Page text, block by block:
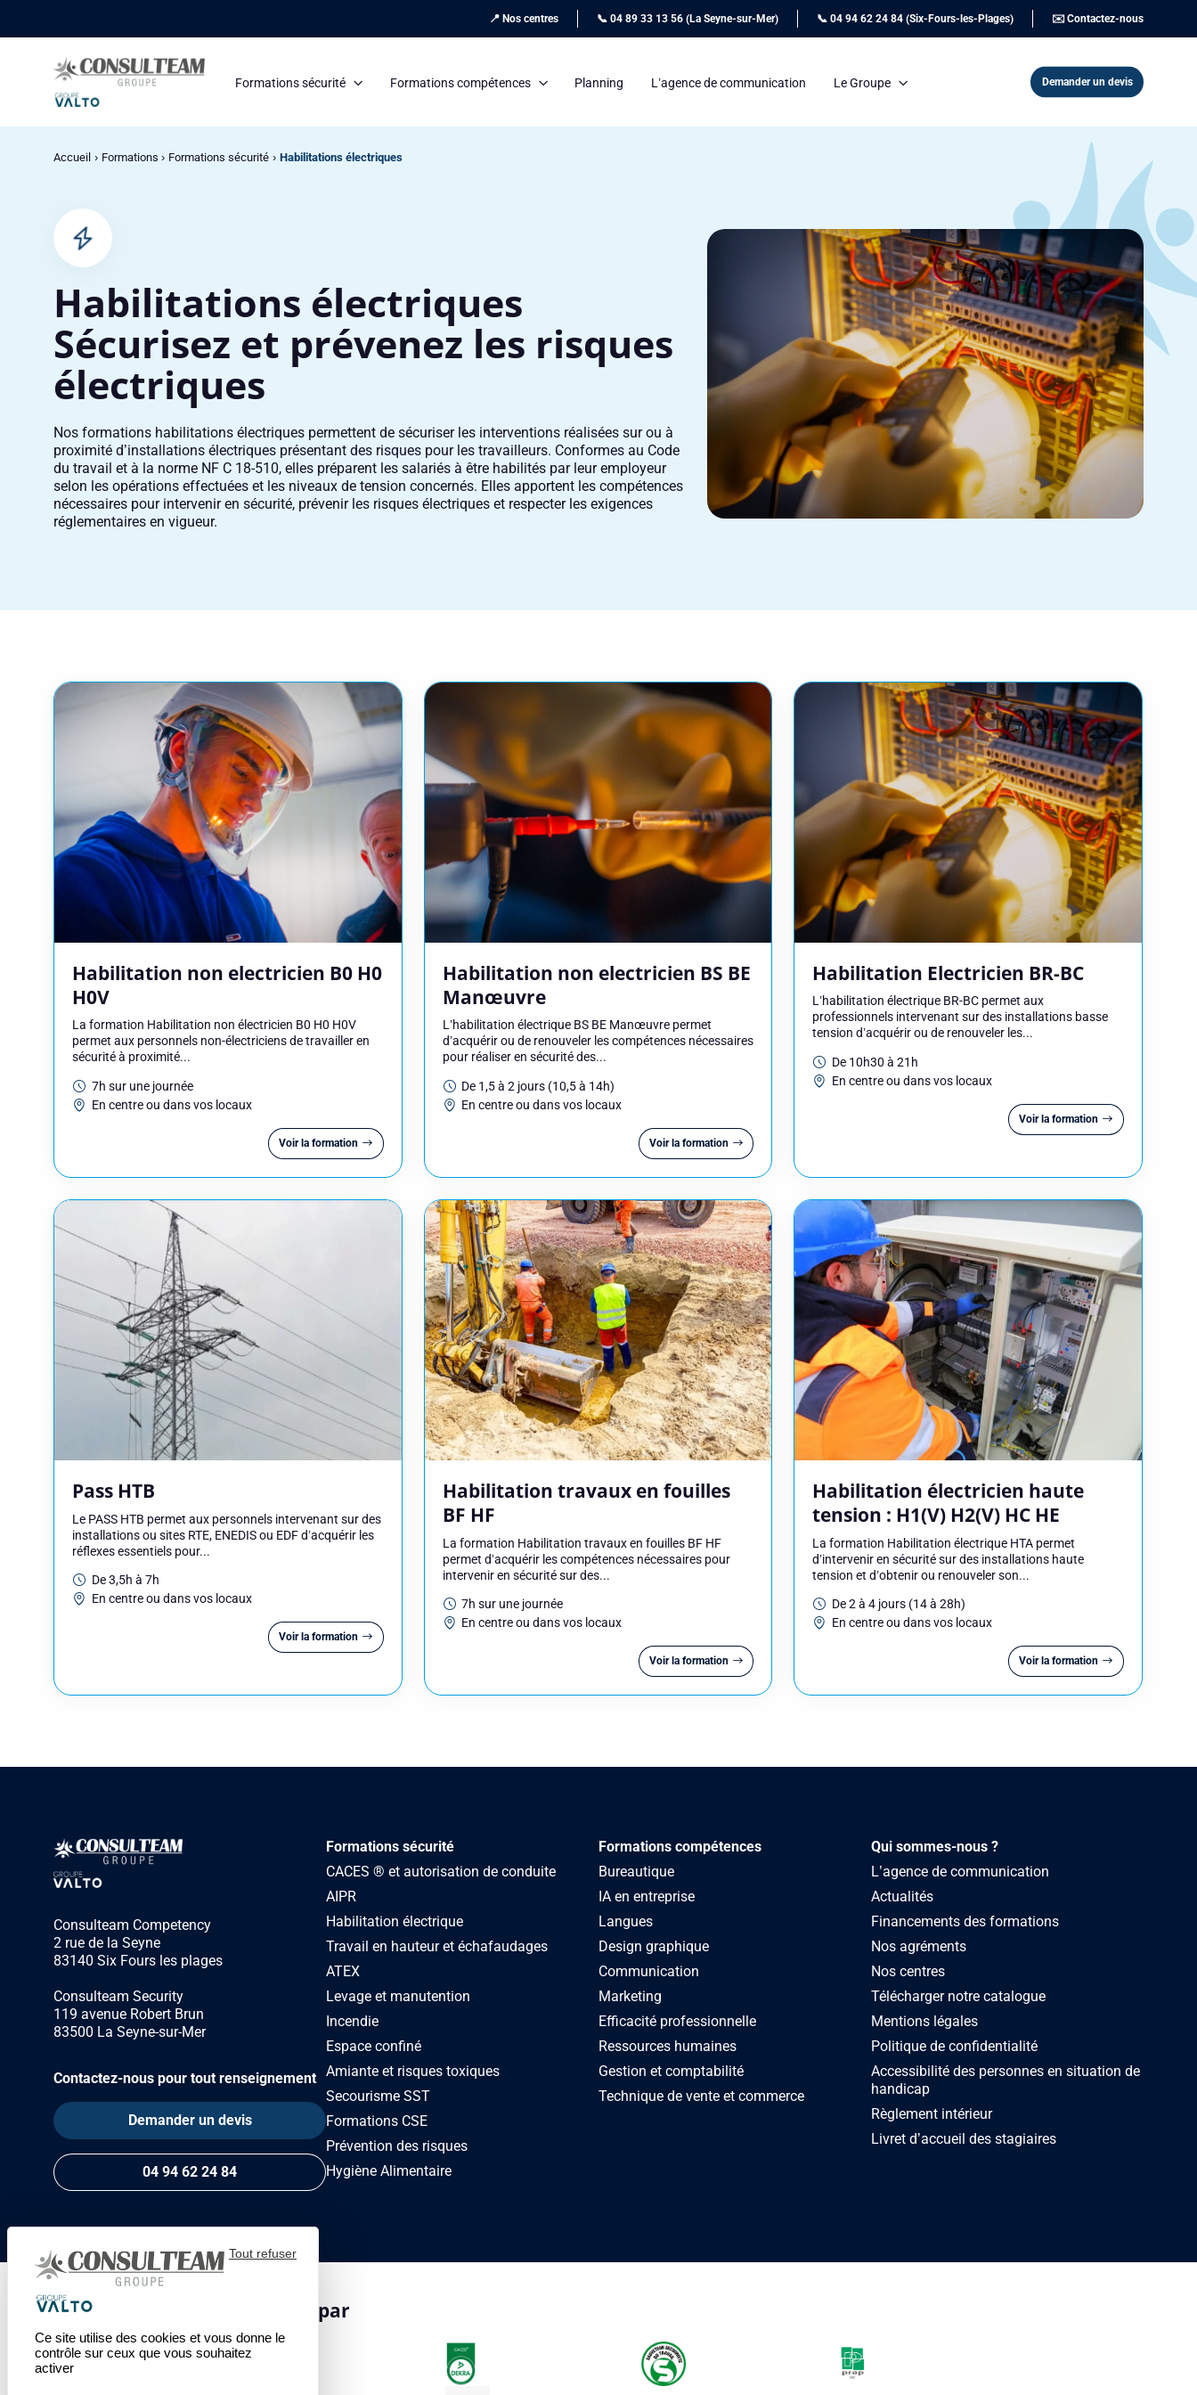
📍 Nos centres 📞 04 89 33 13 56 (La Seyne-sur-Mer) 📞 04 94 62 24 84 (Six-Fours-les-Plages) ✉️ Contactez-nous
Formations sécurité Formations compétences Planning L’agence de communication Le Groupe Demander un devis
Accueil Formations Formations sécurité Habilitations électriques
Habilitations électriques
Sécurisez et prévenez les risques
électriques
Nos formations habilitations électriques permettent de sécuriser les interventions réalisées sur ou à
proximité d’installations électriques présentant des risques pour les travailleurs. Conformes au Code
du travail et à la norme NF C 18-510, elles préparent les salariés à être habilités par leur employeur
selon les opérations effectuées et les niveaux de tension concernés. Elles apportent les compétences
nécessaires pour intervenir en sécurité, prévenir les risques électriques et respecter les exigences
réglementaires en vigueur.
Habilitation non electricien B0 H0
H0V
La formation Habilitation non électricien B0 H0 H0V
permet aux personnels non-électriciens de travailler en
sécurité à proximité...
7h sur une journée
En centre ou dans vos locaux
Voir la formation
Habilitation non electricien BS BE
Manœuvre
L’habilitation électrique BS BE Manœuvre permet
d’acquérir ou de renouveler les compétences nécessaires
pour réaliser en sécurité des...
De 1,5 à 2 jours (10,5 à 14h)
En centre ou dans vos locaux
Voir la formation
Habilitation Electricien BR-BC
L’habilitation électrique BR-BC permet aux
professionnels intervenant sur des installations basse
tension d’acquérir ou de renouveler les...
De 10h30 à 21h
En centre ou dans vos locaux
Voir la formation
Pass HTB
Le PASS HTB permet aux personnels intervenant sur des
installations ou sites RTE, ENEDIS ou EDF d’acquérir les
réflexes essentiels pour...
De 3,5h à 7h
En centre ou dans vos locaux
Voir la formation
Habilitation travaux en fouilles
BF HF
La formation Habilitation travaux en fouilles BF HF
permet d’acquérir les compétences nécessaires pour
intervenir en sécurité sur des...
7h sur une journée
En centre ou dans vos locaux
Voir la formation
Habilitation électricien haute
tension : H1(V) H2(V) HC HE
La formation Habilitation électrique HTA permet
d’intervenir en sécurité sur des installations haute
tension et d’obtenir ou renouveler son...
De 2 à 4 jours (14 à 28h)
En centre ou dans vos locaux
Voir la formation
Consulteam Competency
2 rue de la Seyne
83140 Six Fours les plages
Consulteam Security
119 avenue Robert Brun
83500 La Seyne-sur-Mer
Contactez-nous pour tout renseignement
Demander un devis
04 94 62 24 84
Formations sécurité
CACES ® et autorisation de conduite
AIPR
Habilitation électrique
Travail en hauteur et échafaudages
ATEX
Levage et manutention
Incendie
Espace confiné
Amiante et risques toxiques
Secourisme SST
Formations CSE
Prévention des risques
Hygiène Alimentaire
Formations compétences
Bureautique
IA en entreprise
Langues
Design graphique
Communication
Marketing
Efficacité professionnelle
Ressources humaines
Gestion et comptabilité
Technique de vente et commerce
Qui sommes-nous ?
L’agence de communication
Actualités
Financements des formations
Nos agréments
Nos centres
Télécharger notre catalogue
Mentions légales
Politique de confidentialité
Accessibilité des personnes en situation de
handicap
Règlement intérieur
Livret d’accueil des stagiaires
Centre de formation certifié par
Réserver une session
Prénom Nom
Numéro de téléphone
Votre message
Réserver
Consulteam utilise vos données pour répondre à votre demande et, avec votre accord, vous adresser ses offres. Pour en savoir plus,
consultez notre politique de confidentialité.
Ce site utilise des cookies et vous donne le
contrôle sur ceux que vous souhaitez
activer
Tout refuser